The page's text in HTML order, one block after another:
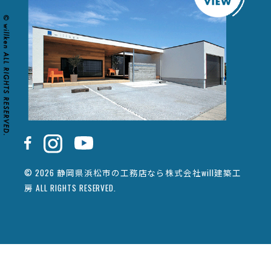
© 2026 静岡県浜松市の工務店なら株式会社will建築工
房 ALL RIGHTS RESERVED.